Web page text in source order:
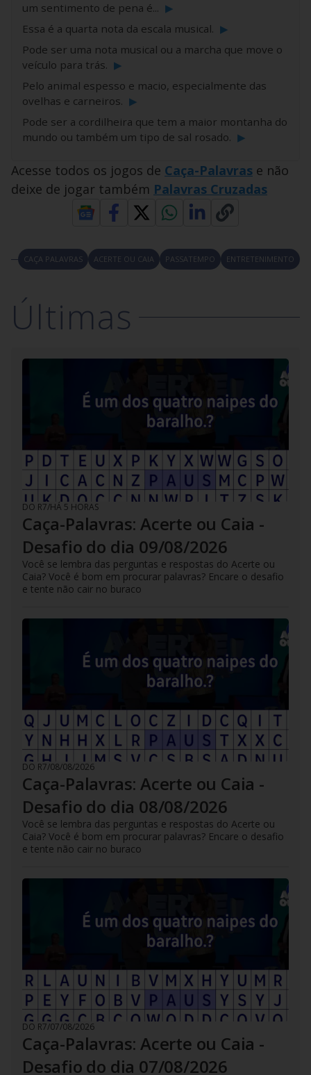
um sentimento de pena é... ▶
Essa é a quarta nota da escala musical. ▶
Pode ser uma nota musical ou a marcha que move o
veículo para trás. ▶
Pelo animal espesso e macio, especialmente das
ovelhas e carneiros. ▶
Pode ser a cordilheira que tem a maior montanha do
mundo ou também um tipo de sal rosado. ▶
Acesse todos os jogos de Caça-Palavras e não
deixe de jogar também Palavras Cruzadas
CAÇA PALAVRAS ACERTE OU CAIA PASSATEMPO ENTRETENIMENTO
Últimas
DO R7/HÁ 5 HORAS
Caça-Palavras: Acerte ou Caia -
Desafio do dia 09/08/2026
Você se lembra das perguntas e respostas do Acerte ou
Caia? Você é bom em procurar palavras? Encare o desafio
e tente não cair no buraco
DO R7/08/08/2026
Caça-Palavras: Acerte ou Caia -
Desafio do dia 08/08/2026
Você se lembra das perguntas e respostas do Acerte ou
Caia? Você é bom em procurar palavras? Encare o desafio
e tente não cair no buraco
DO R7/07/08/2026
Caça-Palavras: Acerte ou Caia -
Desafio do dia 07/08/2026